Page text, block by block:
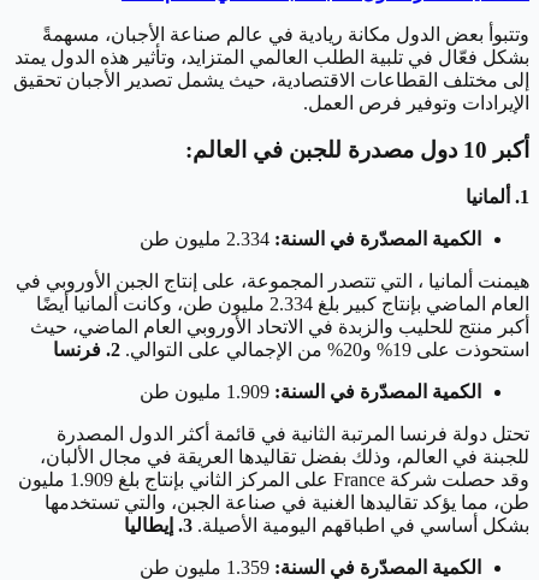
وتتبوأ بعض الدول مكانة ريادية في عالم صناعة الأجبان، مسهمةً
بشكل فعّال في تلبية الطلب العالمي المتزايد، وتأثير هذه الدول يمتد
إلى مختلف القطاعات الاقتصادية، حيث يشمل تصدير الأجبان تحقيق
الإيرادات وتوفير فرص العمل.
أكبر 10 دول مصدرة للجبن في العالم:
1. ألمانيا
الكمية المصدّرة في السنة:
هيمنت ألمانيا ، التي تتصدر المجموعة، على إنتاج الجبن الأوروبي في
العام الماضي بإنتاج كبير بلغ 2.334 مليون طن، وكانت ألمانيا أيضًا
أكبر منتج للحليب والزبدة في الاتحاد الأوروبي العام الماضي، حيث
استحوذت على 19% و20% من الإجمالي على التوالي.
2. فرنسا
الكمية المصدّرة في السنة:
تحتل دولة فرنسا المرتبة الثانية في قائمة أكثر الدول المصدرة
للجبنة في العالم، وذلك بفضل تقاليدها العريقة في مجال الألبان،
وقد حصلت شركة France على المركز الثاني بإنتاج بلغ 1.909 مليون
طن، مما يؤكد تقاليدها الغنية في صناعة الجبن، والتي تستخدمها
بشكل أساسي في اطباقهم اليومية الأصيلة. 3. إيطاليا
الكمية المصدّرة في السنة: